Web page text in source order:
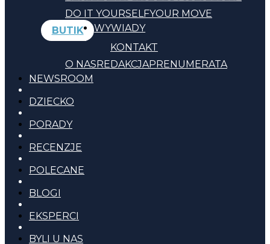
DO IT YOURSELFYOUR MOVE
BUTIK
KONTAKT
O NASREDAKCJAPRENUMERATA
WYWIADY
NEWSROOM
DZIECKO
PORADY
RECENZJE
POLECANE
BLOGI
EKSPERCI
BYLI U NAS